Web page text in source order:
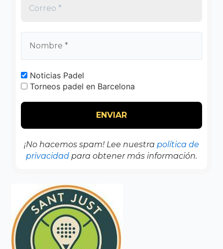
Noticias Padel
Torneos padel en Barcelona
¡No hacemos spam! Lee nuestra política de
privacidad para obtener más información.